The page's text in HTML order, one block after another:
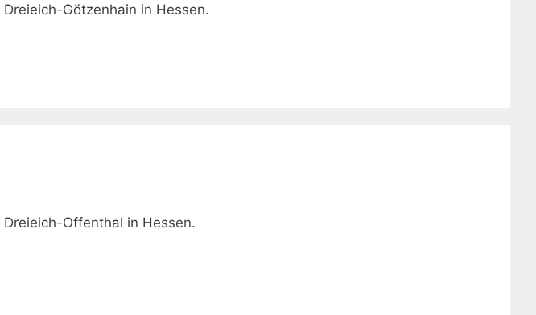
Götzenhain in Hessen.
Offenthal in Hessen.